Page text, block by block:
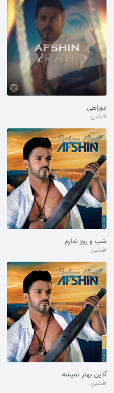
دوراهی
افشین
شب و روز ندارم
افشین
آذین بهتر نمیشه
افشین